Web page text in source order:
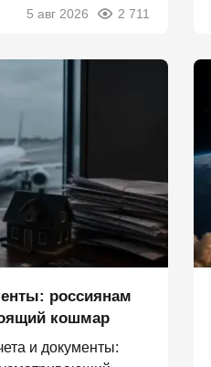
5 авг 2026 2 711
россиянам
кошмар
и документы: